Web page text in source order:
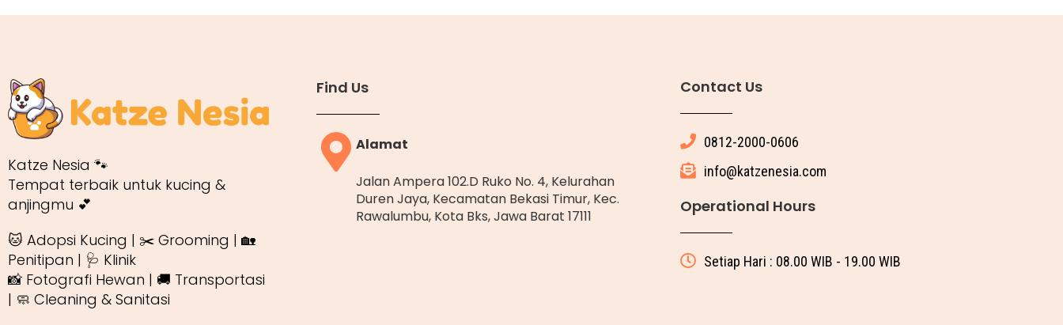
Katze Nesia 🐾
Tempat terbaik untuk kucing &
anjingmu 💕
🐱 Adopsi Kucing | ✂️ Grooming | 🏡
Penitipan | 🩺 Klinik
📸 Fotografi Hewan | 🚚 Transportasi
| 🧼 Cleaning & Sanitasi
Find Us
Alamat
Jalan Ampera 102.D Ruko No. 4, Kelurahan
Duren Jaya, Kecamatan Bekasi Timur, Kec.
Rawalumbu, Kota Bks, Jawa Barat 17111
Contact Us
0812-2000-0606
info@katzenesia.com
Operational Hours
Setiap Hari : 08.00 WIB - 19.00 WIB